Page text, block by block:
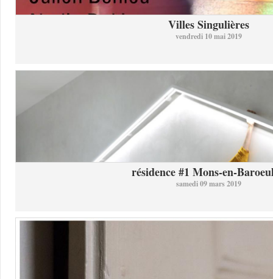
Villes Singulières
vendredi 10 mai 2019
résidence #1 Mons-en-
samedi 09 mars 2019